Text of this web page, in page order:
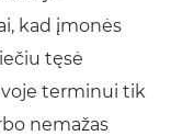
kad įmonės
tęsė
terminui tik
nemažas